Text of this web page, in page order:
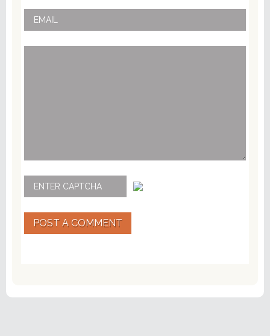
POST A COMMENT